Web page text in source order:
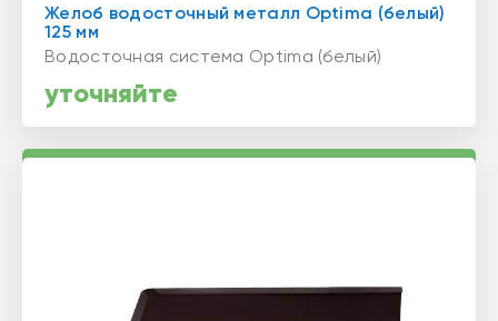
Желоб водосточный металл Optima (белый)
125 мм
Водосточная система Optima (белый)
уточняйте